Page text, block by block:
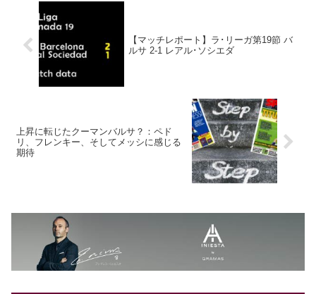
【マッチレポート】ラ･リーガ第19節 バ
ルサ 2-1 レアル･ソシエダ
上昇に転じたクーマンバルサ？：ペド
リ、フレンキー、そしてメッシに感じる
期待